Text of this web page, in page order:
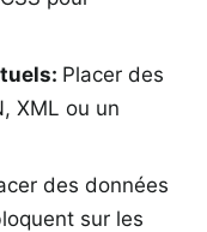
: Placer des
XML ou un
des données
sur les